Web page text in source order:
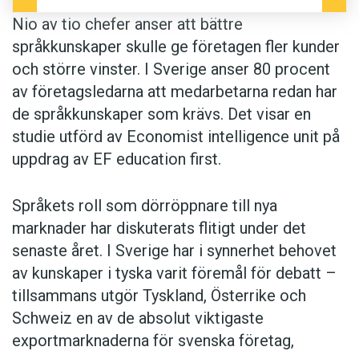
Nio av tio chefer anser att bättre
språkkunskaper skulle ge företagen fler kunder
och större vinster. I Sverige anser 80 procent
av företagsledarna att medarbetarna redan har
de språkkunskaper som krävs. Det visar en
studie utförd av Economist intelligence unit på
uppdrag av EF education first.
Språkets roll som dörröppnare till nya
marknader har diskuterats flitigt under det
senaste året. I Sverige har i synnerhet behovet
av kunskaper i tyska varit föremål för debatt –
tillsammans utgör Tyskland, Österrike och
Schweiz en av de absolut viktigaste
exportmarknaderna för svenska företag,